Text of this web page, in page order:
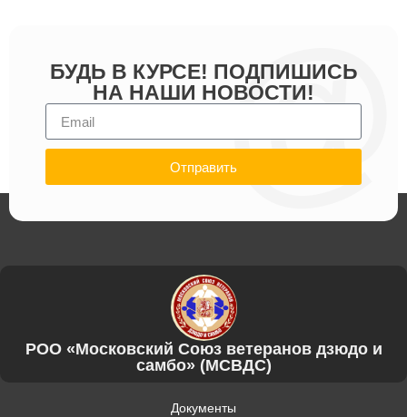
БУДЬ В КУРСЕ! ПОДПИШИСЬ
НА НАШИ НОВОСТИ!
Отправить
РОО «Московский Союз ветеранов дзюдо и
самбо» (МСВДС)
Документы